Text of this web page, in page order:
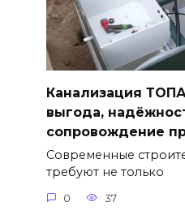
Канализация
выгода,
сопровождение
Современные
требуют не только
0 37